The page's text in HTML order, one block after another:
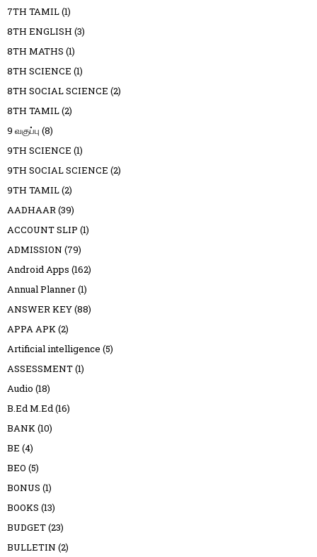
7TH TAMIL(1)
8TH ENGLISH (3)
8TH MATHS (1)
8TH SCIENCE (1)
8TH SOCIAL SCIENCE (2)
8TH TAMIL(2)
9 வகுப்பு (8)
9TH SCIENCE (1)
9TH SOCIAL SCIENCE (2)
9TH TAMIL(2)
AADHAAR(39)
ACCOUNT SLIP (1)
ADMISSION (79)
Android Apps (162)
Annual Planner(1)
ANSWER KEY(88)
APPA APK(2)
Artificial intelligence (5)
ASSESSMENT(1)
Audio (18)
B.Ed M.Ed(16)
BANK(10)
BE (4)
BEO (5)
BONUS (1)
BOOKS (13)
BUDGET(23)
BULLETIN (2)